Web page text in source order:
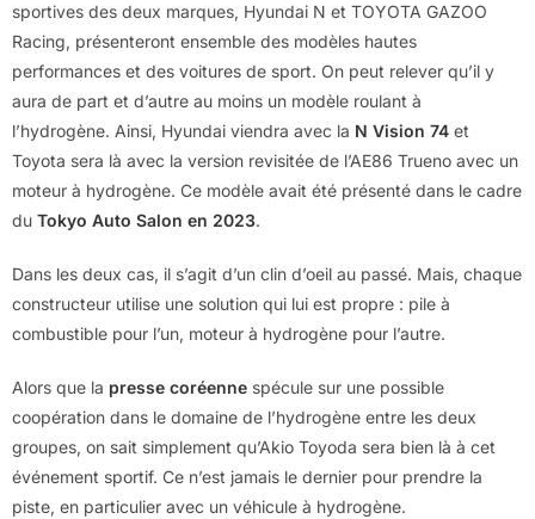
sportives des deux marques, Hyundai N et TOYOTA GAZOO
Racing, présenteront ensemble des modèles hautes
performances et des voitures de sport. On peut relever qu’il y
aura de part et d’autre au moins un modèle roulant à
l’hydrogène. Ainsi, Hyundai viendra avec la N Vision 74 et
Toyota sera là avec la version revisitée de l’AE86 Trueno avec un
moteur à hydrogène. Ce modèle avait été présenté dans le cadre
du Tokyo Auto Salon en 2023.
Dans les deux cas, il s’agit d’un clin d’oeil au passé. Mais, chaque
constructeur utilise une solution qui lui est propre : pile à
combustible pour l’un, moteur à hydrogène pour l’autre.
Alors que la presse coréenne spécule sur une possible
coopération dans le domaine de l’hydrogène entre les deux
groupes, on sait simplement qu’Akio Toyoda sera bien là à cet
événement sportif. Ce n’est jamais le dernier pour prendre la
piste, en particulier avec un véhicule à hydrogène.